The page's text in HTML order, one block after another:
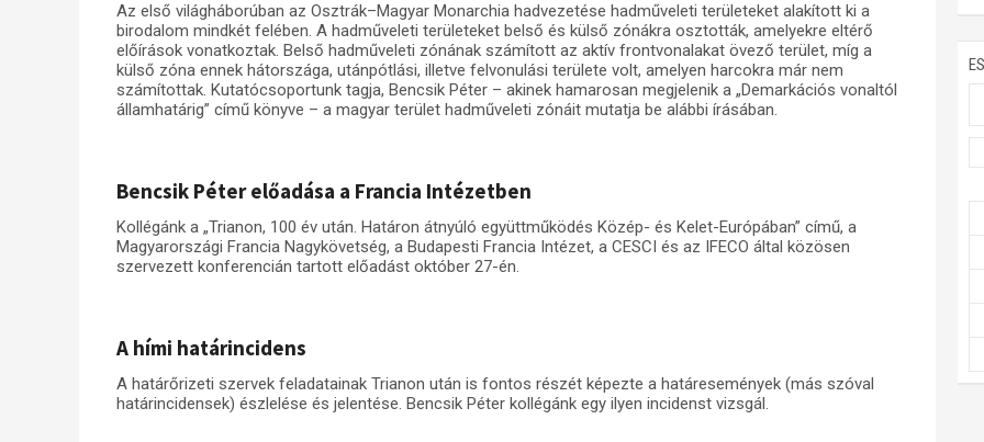
Az első világháborúban az Osztrák–Magyar Monarchia hadvezetése hadműveleti területeket alakított ki a
birodalom mindkét felében. A hadműveleti területeket belső és külső zónákra osztották, amelyekre eltérő
előírások vonatkoztak. Belső hadműveleti zónának számított az aktív frontvonalakat övező terület, míg a
külső zóna ennek hátországa, utánpótlási, illetve felvonulási területe volt, amelyen harcokra már nem
számítottak. Kutatócsoportunk tagja, Bencsik Péter – akinek hamarosan megjelenik a „Demarkációs vonaltól
államhatárig” című könyve – a magyar terület hadműveleti zónáit mutatja be alábbi írásában.
Bencsik Péter előadása a Francia Intézetben
Kollégánk a „Trianon, 100 év után. Határon átnyúló együttműködés Közép- és Kelet-Európában” című, a
Magyarországi Francia Nagykövetség, a Budapesti Francia Intézet, a CESCI és az IFECO által közösen
szervezett konferencián tartott előadást október 27-én.
A hími határincidens
A határőrizeti szervek feladatainak Trianon után is fontos részét képezte a határesemények (más szóval
határincidensek) észlelése és jelentése. Bencsik Péter kollégánk egy ilyen incidenst vizsgál.